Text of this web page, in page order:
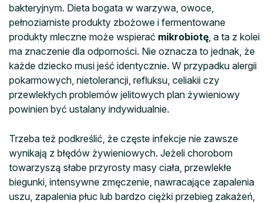
bakteryjnym. Dieta bogata w warzywa, owoce,
pełnoziarniste produkty zbożowe i fermentowane
produkty mleczne może wspierać mikrobiotę , a ta z kolei
ma znaczenie dla odporności. Nie oznacza to jednak, że
każde dziecko musi jeść identycznie. W przypadku alergii
pokarmowych, nietolerancji, refluksu, celiakii czy
przewlekłych problemów jelitowych plan żywieniowy
powinien być ustalany indywidualnie.
Trzeba też podkreślić, że częste infekcje nie zawsze
wynikają z błędów żywieniowych. Jeżeli chorobom
towarzyszą słabe przyrosty masy ciała, przewlekłe
biegunki, intensywne zmęczenie, nawracające zapalenia
uszu, zapalenia płuc lub bardzo ciężki przebieg zakażeń,